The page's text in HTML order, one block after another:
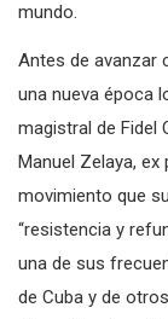
mundo.
Antes de avanzar
una nueva época
magistral de Fidel
Manuel Zelaya,
movimiento que
“resistencia y
una de sus
de Cuba y de